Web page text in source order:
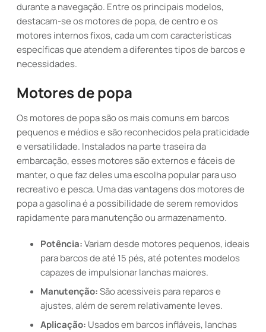
durante a navegação. Entre os principais modelos,
destacam-se os motores de popa, de centro e os
motores internos fixos, cada um com características
específicas que atendem a diferentes tipos de barcos e
necessidades.
Motores de popa
Os motores de popa são os mais comuns em barcos
pequenos e médios e são reconhecidos pela praticidade
e versatilidade. Instalados na parte traseira da
embarcação, esses motores são externos e fáceis de
manter, o que faz deles uma escolha popular para uso
recreativo e pesca. Uma das vantagens dos motores de
popa a gasolina é a possibilidade de serem removidos
rapidamente para manutenção ou armazenamento.
Potência:Variam desde motores pequenos, ideais
para barcos de até 15 pés, até potentes modelos
capazes de impulsionar lanchas maiores.
Manutenção:São acessíveis para reparos e
ajustes, além de serem relativamente leves.
Aplicação: Usados em barcos infláveis, lanchas